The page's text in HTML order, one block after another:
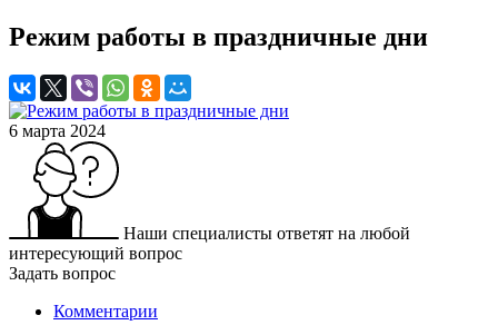
Режим работы в праздничные дни
6 марта 2024
Наши специалисты ответят на любой
интересующий вопрос
Задать вопрос
Комментарии